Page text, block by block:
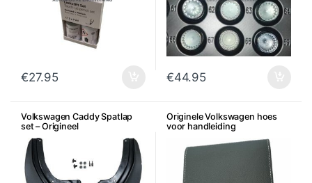
€27.95 €44.95
Volkswagen Caddy Spatlap
set – Origineel
Originele Volkswagen hoes
voor handleiding